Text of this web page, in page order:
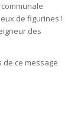
de figurines !
des
de ce message